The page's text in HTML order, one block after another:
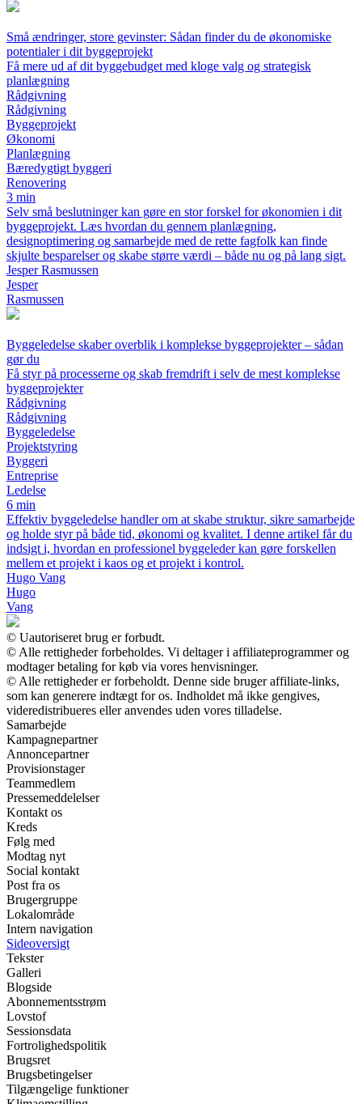
Små ændringer, store gevinster: Sådan finder du de økonomiske
potentialer i dit byggeprojekt
Få mere ud af dit byggebudget med kloge valg og strategisk
planlægning
Rådgivning
Rådgivning
Byggeprojekt
Økonomi
Planlægning
Bæredygtigt byggeri
Renovering
3 min
Selv små beslutninger kan gøre en stor forskel for økonomien i dit
byggeprojekt. Læs hvordan du gennem planlægning,
designoptimering og samarbejde med de rette fagfolk kan finde
skjulte besparelser og skabe større værdi – både nu og på lang sigt.
Jesper Rasmussen
Jesper
Rasmussen
Byggeledelse skaber overblik i komplekse byggeprojekter – sådan
gør du
Få styr på processerne og skab fremdrift i selv de mest komplekse
byggeprojekter
Rådgivning
Rådgivning
Byggeledelse
Projektstyring
Byggeri
Entreprise
Ledelse
6 min
Effektiv byggeledelse handler om at skabe struktur, sikre samarbejde
og holde styr på både tid, økonomi og kvalitet. I denne artikel får du
indsigt i, hvordan en professionel byggeleder kan gøre forskellen
mellem et projekt i kaos og et projekt i kontrol.
Hugo Vang
Hugo
Vang
© Uautoriseret brug er forbudt.
© Alle rettigheder forbeholdes. Vi deltager i affiliateprogrammer og
modtager betaling for køb via vores henvisninger.
© Alle rettigheder er forbeholdt. Denne side bruger affiliate-links,
som kan generere indtægt for os. Indholdet må ikke gengives,
videredistribueres eller anvendes uden vores tilladelse.
Samarbejde
Kampagnepartner
Annoncepartner
Provisionstager
Teammedlem
Pressemeddelelser
Kontakt os
Kreds
Følg med
Modtag nyt
Social kontakt
Post fra os
Brugergruppe
Lokalområde
Intern navigation
Sideoversigt
Tekster
Galleri
Blogside
Abonnementsstrøm
Lovstof
Sessionsdata
Fortrolighedspolitik
Brugsret
Brugsbetingelser
Tilgængelige funktioner